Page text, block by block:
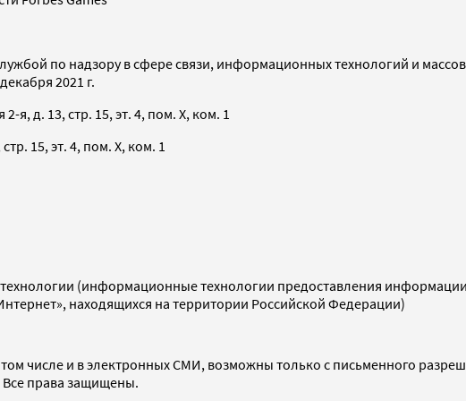
по надзору в сфере связи, информационных технологий и
2021 г.
я, д. 13, стр. 15, эт. 4, пом. X, ком. 1
15, эт. 4, пом. X, ком. 1
(информационные технологии предоставления информации
находящихся на территории Российской Федерации)
числе и в электронных СМИ, возможны только с письменного
Все права защищены.